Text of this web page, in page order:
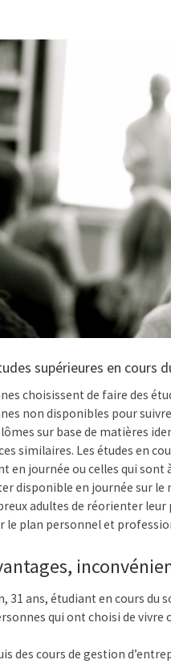
supérieures en cours
choisissent de faire des
non disponibles pour
sur base de matières
similaires. Les études en
en journée ou celles qui sont
disponible en journée sur le
adultes de réorienter
le plan personnel et
31 ans, étudiant en cours du
qui ont choisi de vivre
des cours de gestion